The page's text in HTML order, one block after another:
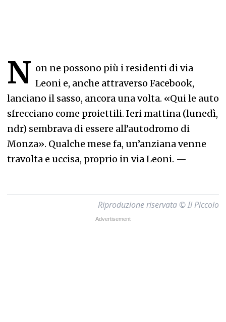
N on ne possono più i residenti di via
Leoni e, anche attraverso Facebook,
lanciano il sasso, ancora una volta. «Qui le auto
sfrecciano come proiettili. Ieri mattina (lunedì,
ndr) sembrava di essere all’autodromo di
Monza». Qualche mese fa, un’anziana venne
travolta e uccisa, proprio in via Leoni. —
Riproduzione riservata © Il Piccolo